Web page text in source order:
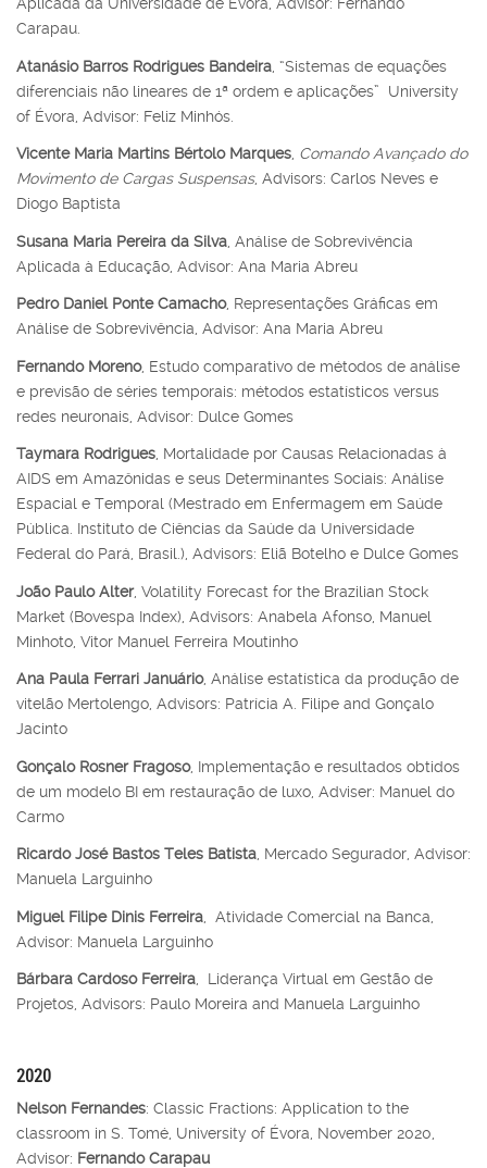
Aplicada da Universidade de Évora, Advisor: Fernando
Carapau.
Atanásio Barros Rodrigues Bandeira , “Sistemas de equações
diferenciais não lineares de 1ª ordem e aplicações” University
of Évora, Advisor: Feliz Minhós.
Vicente Maria Martins Bértolo Marques, Comando Avançado do
Movimento de Cargas Suspensas, Advisors: Carlos Neves e
Diogo Baptista
Susana Maria Pereira da Silva , Análise de Sobrevivência
Aplicada à Educação, Advisor: Ana Maria Abreu
Pedro Daniel Ponte Camacho, Representações Gráficas em
Análise de Sobrevivência, Advisor: Ana Maria Abreu
Fernando Moreno, Estudo comparativo de métodos de análise
e previsão de séries temporais: métodos estatísticos versus
redes neuronais, Advisor: Dulce Gomes
Taymara Rodrigues, Mortalidade por Causas Relacionadas à
AIDS em Amazônidas e seus Determinantes Sociais: Análise
Espacial e Temporal (Mestrado em Enfermagem em Saúde
Pública. Instituto de Ciências da Saúde da Universidade
Federal do Pará, Brasil.), Advisors: Eliã Botelho e Dulce Gomes
João Paulo Alter, Volatility Forecast for the Brazilian Stock
Market (Bovespa Index), Advisors: Anabela Afonso, Manuel
Minhoto, Vitor Manuel Ferreira Moutinho
Ana Paula Ferrari Januário, Análise estatística da produção de
vitelão Mertolengo, Advisors: Patrícia A. Filipe and Gonçalo
Jacinto
Gonçalo Rosner Fragoso, Implementação e resultados obtidos
de um modelo BI em restauração de luxo, Adviser: Manuel do
Carmo
Ricardo José Bastos Teles Batista, Mercado Segurador, Advisor:
Manuela Larguinho
Miguel Filipe Dinis Ferreira , Atividade Comercial na Banca,
Advisor: Manuela Larguinho
Bárbara Cardoso Ferreira, Liderança Virtual em Gestão de
Projetos, Advisors: Paulo Moreira and Manuela Larguinho
2020
Nelson Fernandes: Classic Fractions: Application to the
classroom in S. Tomé, University of Évora, November 2020,
Advisor: Fernando Carapau